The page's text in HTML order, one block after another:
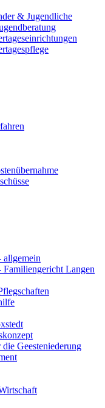
& Jugendliche
allgemein
Familiengericht Langen
Geesteniederung